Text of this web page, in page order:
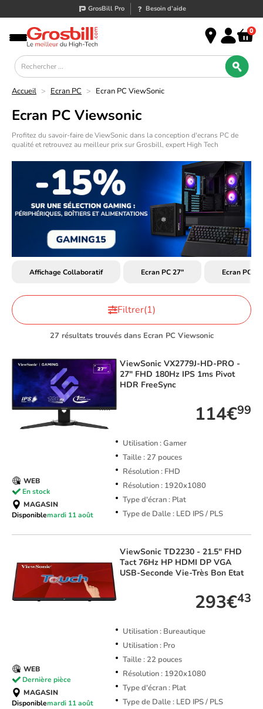
GrosBill Pro Besoin d’aide
0
Accueil > Ecran PC > Ecran PC ViewSonic
Ecran PC Viewsonic
Profitez du savoir-faire de ViewSonic dans la conception d'ecrans PC de
qualité et retrouvez au meilleur prix sur Grosbill, expert High Tech
Affichage Collaboratif Ecran PC 27" Ecran PC
27 résultats trouvés dans Ecran PC Viewsonic
Filtrer(1)
ViewSonic VX2779J-HD-PRO -
27" FHD 180Hz IPS 1ms Pivot
HDR FreeSync
114€99
Utilisation : Gamer
Taille : 27 pouces
Résolution : FHD
Résolution : 1920x1080
Type d'écran : Plat
Type de Dalle : LED IPS / PLS
WEB
En stock
MAGASIN
Disponiblemardi 11 août
ViewSonic TD2230 - 21.5" FHD
Tact 76Hz HP HDMI DP VGA
USB-Seconde Vie-Très Bon Etat
293€43
Utilisation : Bureautique
Utilisation : Pro
Taille : 22 pouces
Résolution : 1920x1080
Type d'écran : Plat
Type de Dalle : LED IPS / PLS
WEB
Dernière pièce
MAGASIN
Disponiblemardi 11 août